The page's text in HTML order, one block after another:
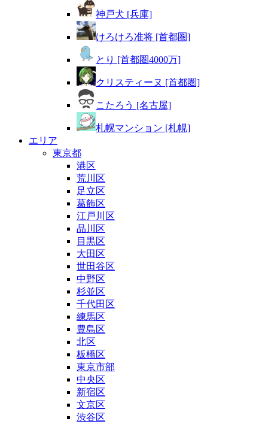
神戸犬 [兵庫]
けろけろ准将 [首都圏]
とり [首都圏4000万]
クリスティーヌ [首都圏]
こたろう [名古屋]
札幌マンション [札幌]
エリア
東京都
港区
荒川区
足立区
葛飾区
江戸川区
品川区
目黒区
大田区
世田谷区
中野区
杉並区
千代田区
練馬区
豊島区
北区
板橋区
東京市部
中央区
新宿区
文京区
渋谷区